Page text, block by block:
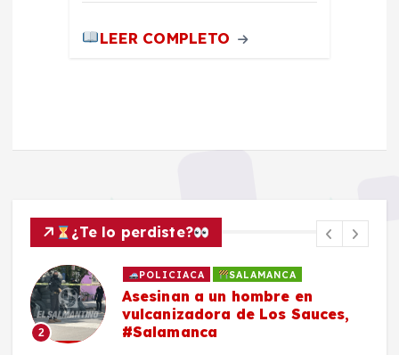
LEER COMPLETO
¿Te lo perdiste?
2
POLICIACA SALAMANCA
Asesinan a un hombre en
vulcanizadora de Los Sauces,
#Salamanca